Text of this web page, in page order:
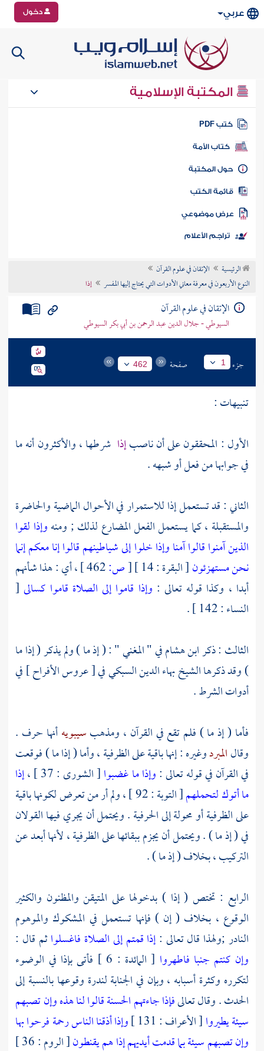
عربي دخول
المكتبة الإسلامية
كتب PDF
كتاب الأمة
المكتبة
الكتب
موضوعي
تراجم الأعلام
الرئيسية
الإتقان في علوم القرآن
النوع الأربعون في معرفة معاني الأدوات التي يحتاج إليها المفسر
إذا
الإتقان في علوم القرآن
السيوطي - جلال الدين عبد الرحمن بن أبي بكر السيوطي
جزء 1 صفحة 462
تنبيهات :
الأول : المحققون على أن ناصبإذا شرطها ، والأكثرون أنه ما
في جوابها من فعل أو شبهه .
الثاني : قد تستعمل إذا للاستمرار في الأحوال الماضية والحاضرة
والمستقبلة ، كما يستعمل الفعل المضارع لذلك ; ومنهوإذا لقوا
الذين آمنوا قالوا آمنا وإذا خلوا إلى شياطينهم قالوا إنا معكم إنما
نحن مستهزئون[ البقرة : 14 ] [ص:
، أي : هذا شأنهم
أبدا ، وكذا قوله تعالى : وإذا قاموا إلى الصلاة قاموا كسالى [
النساء : 142 ] .
الثالث : ذكرابن هشامفي " المغني " : ( إذ ما ) ولم يذكر ( إذا ما
) وقد ذكرها الشيخبهاء الدين السبكيفي [ عروس الأفراح ] في
أدوات الشرط .
فأما ( إذ ما ) فلم تقع في القرآن ، ومذهبسيبويهأنها حرف .
وقالالمبردوغيره : إنها باقية على الظرفية ، وأما ( إذا ما ) فوقعت
في القرآن في قوله تعالى :وإذا ما غضبوا[ الشورى : 37 ] ،
إذا
ما أتوك لتحملهم
[ التوبة : 92 ] ، ولم أر من تعرض لكونها باقية
على الظرفية أو محولة إلى الحرفية . ويحتمل أن يجري فيها القولان
في ( إذ ما ) . ويحتمل أن يجزم ببقائها على الظرفية ، لأنها أبعد عن
التركيب ، بخلاف ( إذ ما ) .
الرابع : تختص ( إذا ) بدخولها على المتيقن والمظنون والكثير
الوقوع ، بخلاف ( إن ) فإنها تستعمل في المشكوك والموهوم
النادر ;ولهذا قال تعالى :إذا قمتم إلى الصلاة فاغسلواثم قال :
وإن كنتم جنبا فاطهروا
[ المائدة : 6 ] فأتى بإذا في الوضوء
لتكرره وكثرة أسبابه ، وبإن في الجنابة لندرة وقوعها بالنسبة إلى
الحدث . وقال تعالىفإذا جاءتهم الحسنة قالوا لنا هذه وإن تصبهم
سيئة يطيروا[ الأعراف : 131 ]
وإذا أذقنا الناس رحمة فرحوا بها
وإن تصبهم سيئة بما قدمت أيديهم إذا هم يقنطون
[ الروم : 36 ]